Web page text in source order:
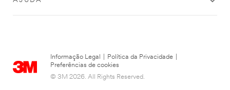
Informação Legal Política da Privacidade
Preferências de cookies
© 3M 2026. All Rights Reserved.